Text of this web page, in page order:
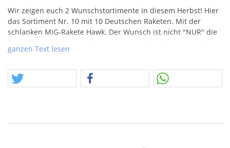
Wir zeigen euch 2 Wunschstortimente in diesem Herbst! Hier
das Sortiment Nr. 10 mit 10 Deutschen Raketen. Mit der
schlanken MiG-Rakete Hawk. Der Wunsch ist nicht "NUR" die
macht, sondern noch was Anderes. Vorab erstmal, wir warten
auf die Beine stellt, ich glaube, das wird auch noch dauern, es
ist vielfältig, was dafür verantwortlich ist. Und wir sprechen
ganzen Text lesen